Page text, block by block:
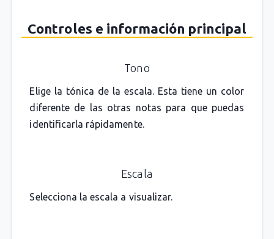
Controles e información principal
Tono
Elige la tónica de la escala. Esta tiene un color
diferente de las otras notas para que puedas
identificarla rápidamente.
Escala
Selecciona la escala a visualizar.